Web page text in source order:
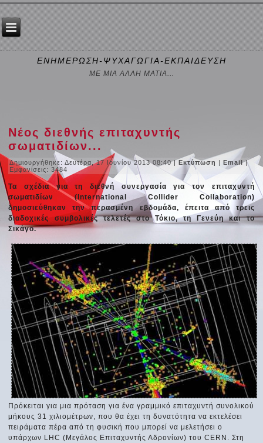
ΕΝΗΜΕΡΩΣΗ-ΨΥΧΑΓΩΓΙΑ-ΕΚΠΑΙΔΕΥΣΗ
ΜΕ ΜΙΑ ΑΛΛΗ ΜΑΤΙΑ...
Νέος διεθνής επιταχυντής
σωματιδίων...
Δημιουργήθηκε: Δευτέρα, 17 Ιουνίου 2013 08:40|Εκτύπωση |Email|
Εμφανίσεις: 3484
Τα σχέδια για τη διεθνή συνεργασία για τον επιταχυντή
σωματιδίων (International Collider Collaboration)
δημοσιεύθηκαν την περασμένη εβδομάδα, έπειτα από τρεις
διαδοχικές συμβολικές τελετές στο Τόκιο, τη Γενεύη και το
Σικάγο.
Πρόκειται για μια πρόταση για ένα γραμμικό επιταχυντή συνολικού
μήκους 31 χιλιομέτρων, που θα έχει τη δυνατότητα να εκτελέσει
πειράματα πέρα από τη φυσική που μπορεί να μελετήσει ο
υπάρχων LHC (Μεγάλος Επιταχυντής Αδρονίων) του CERN. Στη